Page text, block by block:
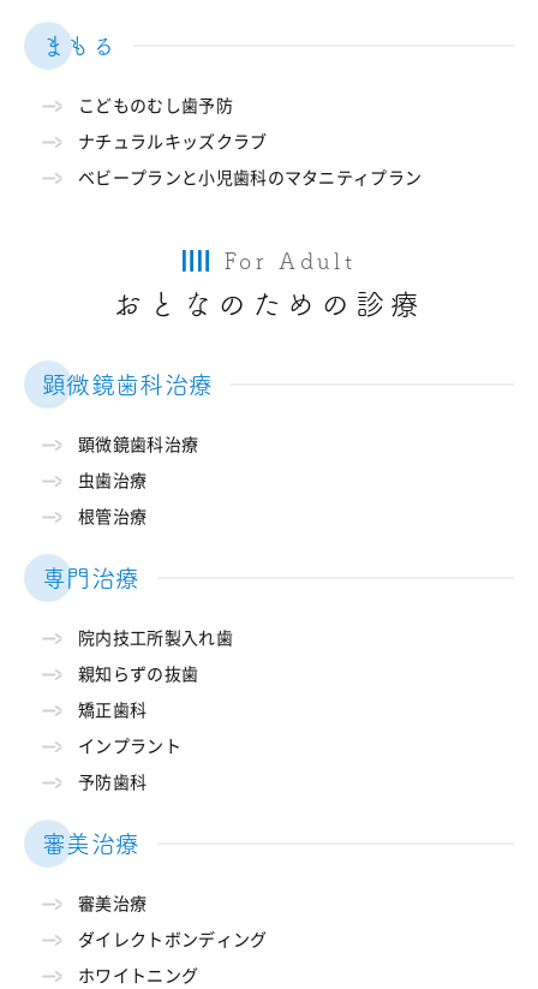
まもる
こどものむし歯予防
ナチュラルキッズクラブ
ベビープランと小児歯科のマタニティプラン
For Adult
おとなのための診療
顕微鏡歯科治療
顕微鏡歯科治療
虫歯治療
根管治療
専門治療
院内技工所製入れ歯
親知らずの抜歯
矯正歯科
インプラント
予防歯科
審美治療
審美治療
ダイレクトボンディング
ホワイトニング